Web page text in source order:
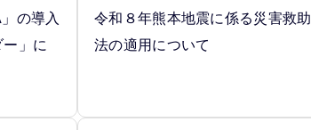
の導入
」に
令和８年熊本地震に係る災害救助
法の適用について